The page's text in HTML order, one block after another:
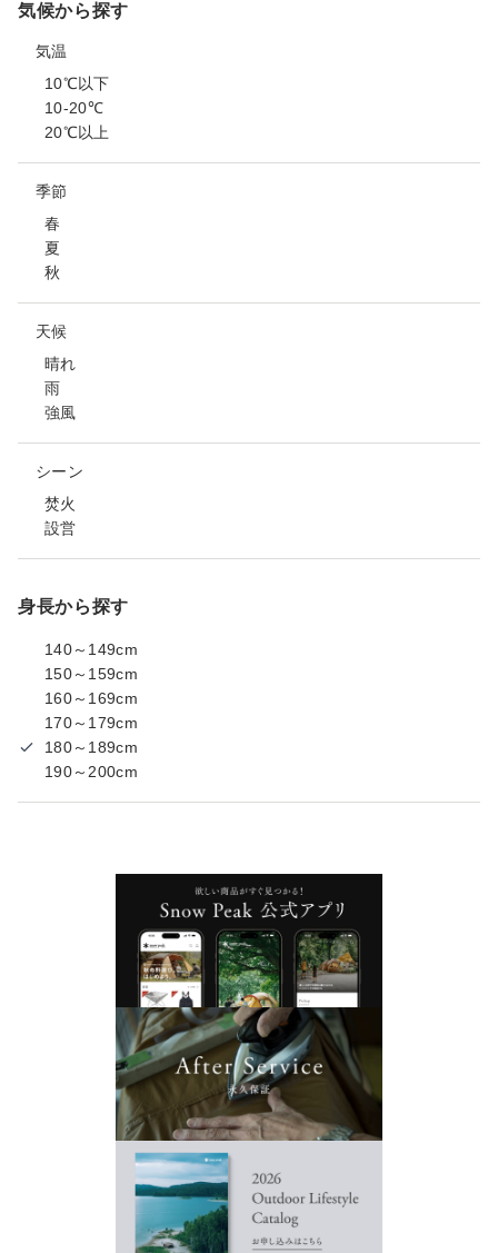
気候から探す
気温
10℃以下
10-20℃
20℃以上
季節
春
夏
秋
天候
晴れ
雨
強風
シーン
焚火
設営
身長から探す
140～149cm
150～159cm
160～169cm
170～179cm
180～189cm
190～200cm